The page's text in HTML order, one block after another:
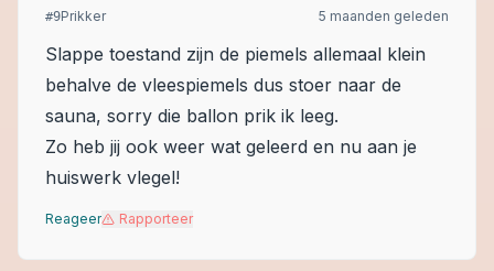
#9Prikker 5 maanden geleden
Slappe toestand zijn de piemels allemaal klein
behalve de vleespiemels dus stoer naar de
sauna, sorry die ballon prik ik leeg.
Zo heb jij ook weer wat geleerd en nu aan je
huiswerk vlegel!
Reageer Rapporteer